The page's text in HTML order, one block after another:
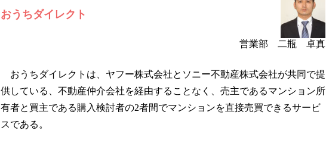
おうちダイレクト
営業部 二瓶 卓真
おうちダイレクトは、ヤフー株式会社とソニー不動産株式会社が共同で提
供している、不動産仲介会社を経由することなく、売主であるマンション所
有者と買主である購入検討者の2者間でマンションを直接売買できるサービ
スである。